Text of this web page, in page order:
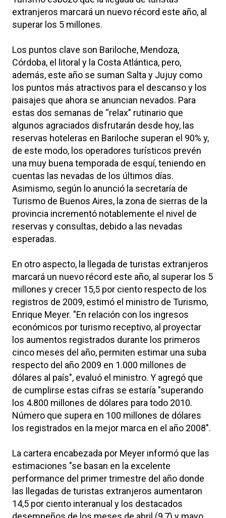
extranjeros marcará un nuevo récord este año, al
superar los 5 millones.
Los puntos clave son Bariloche, Mendoza,
Córdoba, el litoral y la Costa Atlántica, pero,
además, este año se suman Salta y Jujuy como
los puntos más atractivos para el descanso y los
paisajes que ahora se anuncian nevados. Para
estas dos semanas de “relax” rutinario que
algunos agraciados disfrutarán desde hoy, las
reservas hoteleras en Bariloche superan el 90% y,
de este modo, los operadores turísticos prevén
una muy buena temporada de esquí, teniendo en
cuentas las nevadas de los últimos días.
Asimismo, según lo anunció la secretaría de
Turismo de Buenos Aires, la zona de sierras de la
provincia incrementó notablemente el nivel de
reservas y consultas, debido a las nevadas
esperadas.
En otro aspecto, la llegada de turistas extranjeros
marcará un nuevo récord este año, al superar los 5
millones y crecer 15,5 por ciento respecto de los
registros de 2009, estimó el ministro de Turismo,
Enrique Meyer. "En relación con los ingresos
económicos por turismo receptivo, al proyectar
los aumentos registrados durante los primeros
cinco meses del año, permiten estimar una suba
respecto del año 2009 en 1.000 millones de
dólares al país", evaluó el ministro. Y agregó que
de cumplirse estas cifras se estaría "superando
los 4.800 millones de dólares para todo 2010.
Número que supera en 100 millones de dólares
los registrados en la mejor marca en el año 2008".
La cartera encabezada por Meyer informó que las
estimaciones "se basan en la excelente
performance del primer trimestre del año donde
las llegadas de turistas extranjeros aumentaron
14,5 por ciento interanual y los destacados